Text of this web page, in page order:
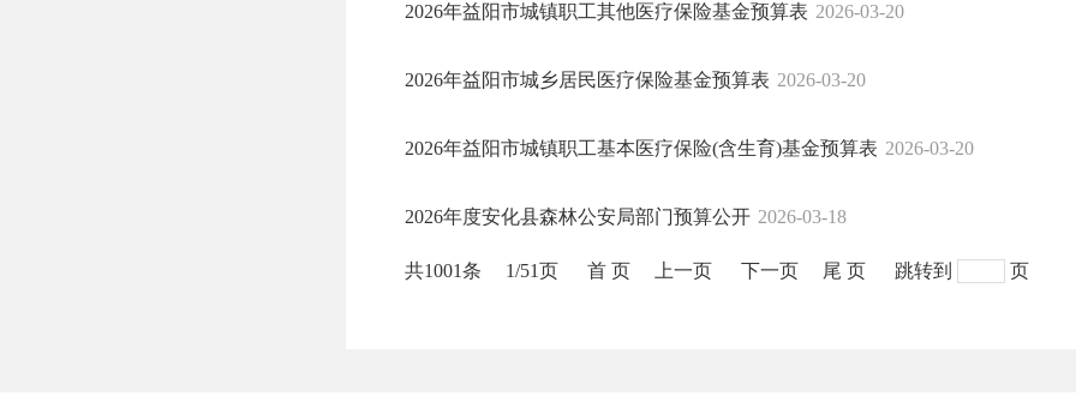
2026年益阳市城镇职工其他医疗保险基金预算表 2026-03-20
2026年益阳市城乡居民医疗保险基金预算表 2026-03-20
2026年益阳市城镇职工基本医疗保险(含生育)基金预算表 2026-03-20
2026年度安化县森林公安局部门预算公开 2026-03-18
共1001条 1/51页 首 页 上一页 下一页 尾 页 跳转到 页